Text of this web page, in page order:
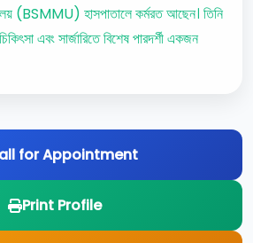
(BSMMU) হাসপাতালে কর্মরত আছেন। তিনি
এবং সার্জারিতে বিশেষ পারদর্শী একজন
for Appointment
Print Profile